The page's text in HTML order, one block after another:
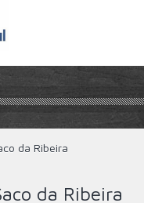
da Ribeira
da Ribeira